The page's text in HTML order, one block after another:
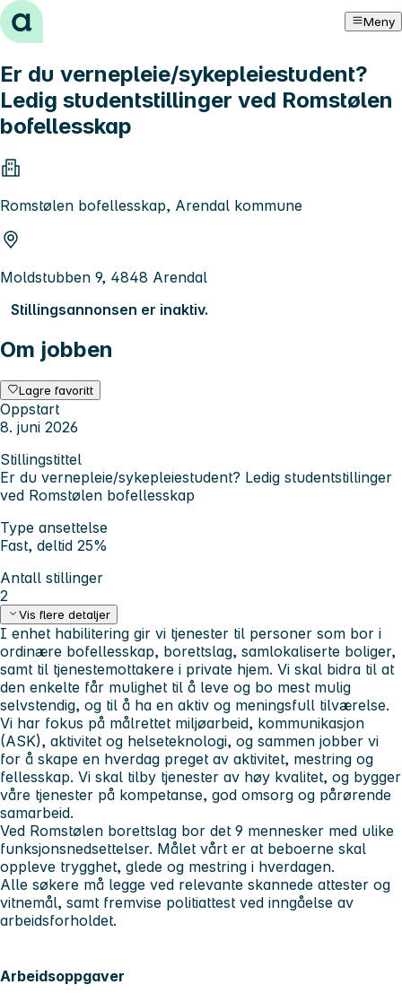
Hopp til innhold Meny
Er du vernepleie/sykepleiestudent?
Ledig studentstillinger ved Romstølen
bofellesskap
Romstølen bofellesskap, Arendal kommune
Moldstubben 9, 4848 Arendal
Stillingsannonsen er inaktiv.
Om jobben
Lagre favoritt
Oppstart
8. juni 2026
Stillingstittel
Er du vernepleie/sykepleiestudent? Ledig studentstillinger
ved Romstølen bofellesskap
Type ansettelse
Fast, deltid 25%
Antall stillinger
2
Vis flere detaljer
I enhet habilitering gir vi tjenester til personer som bor i
ordinære bofellesskap, borettslag, samlokaliserte boliger,
samt til tjenestemottakere i private hjem. Vi skal bidra til at
den enkelte får mulighet til å leve og bo mest mulig
selvstendig, og til å ha en aktiv og meningsfull tilværelse.
Vi har fokus på målrettet miljøarbeid, kommunikasjon
(ASK), aktivitet og helseteknologi, og sammen jobber vi
for å skape en hverdag preget av aktivitet, mestring og
fellesskap. Vi skal tilby tjenester av høy kvalitet, og bygger
våre tjenester på kompetanse, god omsorg og pårørende
samarbeid.
Ved Romstølen borettslag bor det 9 mennesker med ulike
funksjonsnedsettelser. Målet vårt er at beboerne skal
oppleve trygghet, glede og mestring i hverdagen.
Alle søkere må legge ved relevante skannede attester og
vitnemål, samt fremvise politiattest ved inngåelse av
arbeidsforholdet.
Arbeidsoppgaver